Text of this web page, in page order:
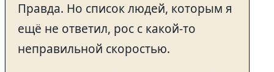
Правда. Но список людей, которым я
ещё не ответил, рос с какой-то
неправильной скоростью.